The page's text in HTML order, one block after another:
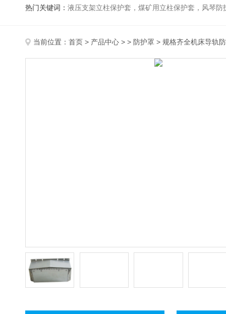
热门关键词： 液压支架立柱保护套，煤矿用立柱保护套，风琴
当前位置： 首页 > 产品中心 > > 防护罩 > 规格齐全机床导轨